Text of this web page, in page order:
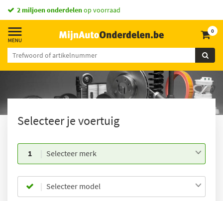
2 miljoen onderdelenop voorraad
0
Selecteer je voertuig
1 Selecteer merk
Selecteer model